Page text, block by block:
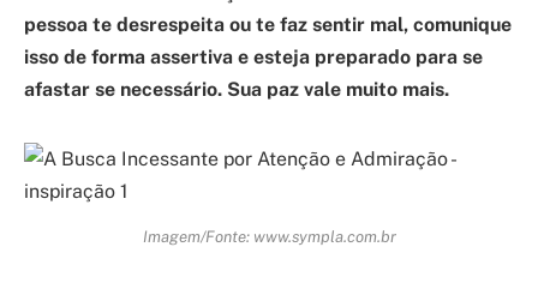
pessoa te desrespeita ou te faz sentir mal, comunique
isso de forma assertiva e esteja preparado para se
afastar se necessário. Sua paz vale muito mais.
Imagem/Fonte: www.sympla.com.br